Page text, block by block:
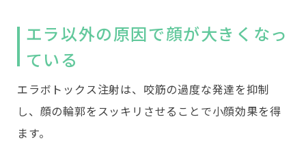
エラ以外の原因で顔が大きくなっ
ている
エラボトックス注射は、咬筋の過度な発達を抑制
し、顔の輪郭をスッキリさせることで小顔効果を得
ます。